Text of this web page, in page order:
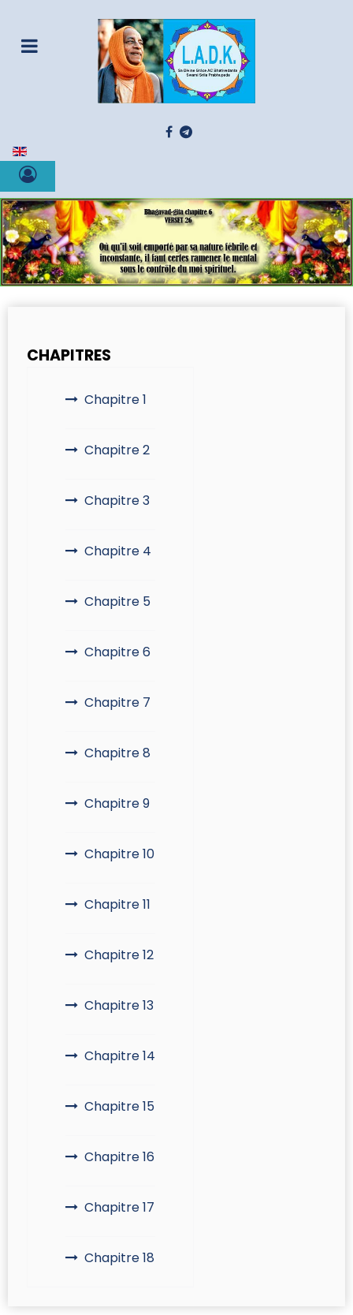
Sélectionnez votre langue
CHAPITRES
Chapitre 1
Chapitre 2
Chapitre 3
Chapitre 4
Chapitre 5
Chapitre 6
Chapitre 7
Chapitre 8
Chapitre 9
Chapitre 10
Chapitre 11
Chapitre 12
Chapitre 13
Chapitre 14
Chapitre 15
Chapitre 16
Chapitre 17
Chapitre 18